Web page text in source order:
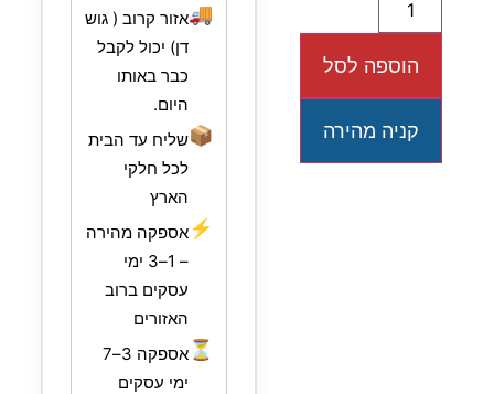
הוספה לסל
קניה מהירה
🚚אזור קרוב ( גוש
דן) יכול לקבל
כבר באותו
היום.
📦שליח עד הבית
לכל חלקי
הארץ
⚡אספקה מהירה
– 1–3 ימי
עסקים ברוב
האזורים
⏳
אספקה 3–7
ימי עסקים